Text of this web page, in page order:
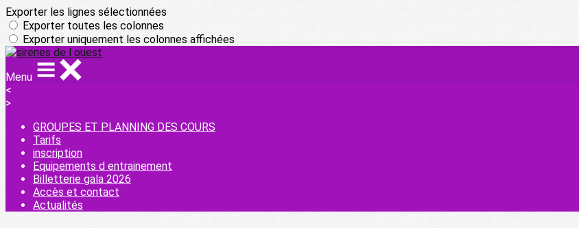
Exporter les lignes sélectionnées
Exporter toutes les colonnes
Exporter uniquement les colonnes affichées
Menu
<
>
GROUPES ET PLANNING DES COURS
Tarifs
inscription
Equipements d entrainement
Billetterie gala 2026
Accès et contact
Actualités